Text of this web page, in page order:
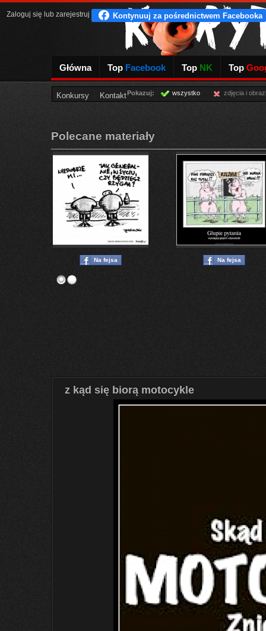
Główna Top Facebook Top NK Top
Konkursy Kontakt
Zaloguj się lub zarejestruj
Pokazuj: wszystko zdjęcia i
Polecane materiały
Na fejsa Na fejsa
z kąd się biorą motocykle